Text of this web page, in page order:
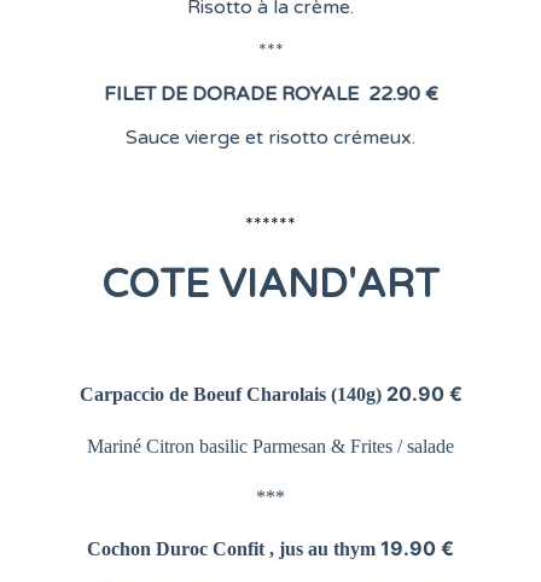
Risotto à la crème.
***
FILET DE DORADE ROYALE 22.90 €
Sauce vierge et risotto crémeux.
******
COTE VIAND'ART
Carpaccio de Boeuf Charolais (140g) 20.90 €
Mariné Citron basilic Parmesan & Frites / salade
***
Cochon Duroc Confit , jus au thym 19.90 €